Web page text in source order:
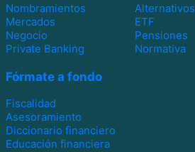
Nombramientos
Alternativos
Mercados
ETF
Negocio
Pensiones
Private Banking
Normativa
Fórmate a fondo
Fiscalidad
Asesoramiento
Diccionario financiero
Educación financiera